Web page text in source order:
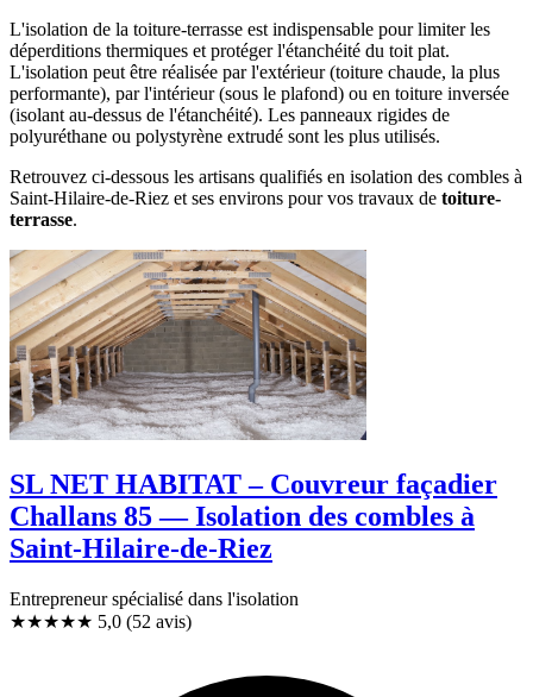
L'isolation de la toiture-terrasse est indispensable pour limiter les
déperditions thermiques et protéger l'étanchéité du toit plat.
L'isolation peut être réalisée par l'extérieur (toiture chaude, la plus
performante), par l'intérieur (sous le plafond) ou en toiture inversée
(isolant au-dessus de l'étanchéité). Les panneaux rigides de
polyuréthane ou polystyrène extrudé sont les plus utilisés.
Retrouvez ci-dessous les artisans qualifiés en isolation des combles à
Saint-Hilaire-de-Riez et ses environs pour vos travaux de toiture-
terrasse.
SL NET HABITAT – Couvreur façadier
Challans 85 — Isolation des combles à
Saint-Hilaire-de-Riez
Entrepreneur spécialisé dans l'isolation
★★★★★ 5,0 (52 avis)